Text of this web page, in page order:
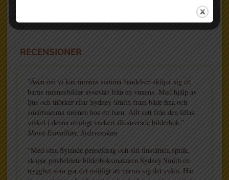
RECENSIONER
”Även om vi kan minnas samma händelser skiljer sig ett
barns minnesbilder avsevärt från en vuxens. Med hjälp av
ljus och mörker ritar Sydney Smith fram både fina och
smärtsamma minnen hos ett barn. Allt sett från den lillas
vinkel i denna otroligt vackert illustrerade bilderbok.”
Shora Esmailian, Sydsvenskan
”Med sina flytande penseldrag och sitt finstämda språk,
skapar prisbelönte bilderboksmakaren Sydney Smith en
trygghet som gör det möjligt att närma sig det svåra. Här